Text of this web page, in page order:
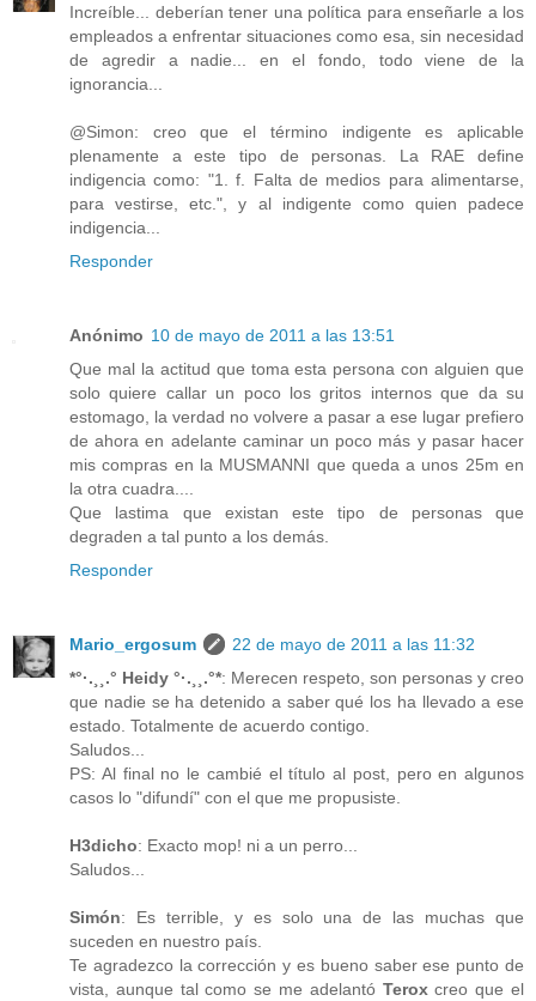
Increíble... deberían tener una política para enseñarle a los
empleados a enfrentar situaciones como esa, sin necesidad
de agredir a nadie... en el fondo, todo viene de la
ignorancia...
@Simon: creo que el término indigente es aplicable
plenamente a este tipo de personas. La RAE define
indigencia como: "1. f. Falta de medios para alimentarse,
para vestirse, etc.", y al indigente como quien padece
indigencia...
Responder
Anónimo 10 de mayo de 2011 a las 13:51
Que mal la actitud que toma esta persona con alguien que
solo quiere callar un poco los gritos internos que da su
estomago, la verdad no volvere a pasar a ese lugar prefiero
de ahora en adelante caminar un poco más y pasar hacer
mis compras en la MUSMANNI que queda a unos 25m en
la otra cuadra....
Que lastima que existan este tipo de personas que
degraden a tal punto a los demás.
Responder
Mario_ergosum
22 de mayo de 2011 a las 11:32
*°·.¸¸.° Heidy °·.¸¸.°*: Merecen respeto, son personas y creo
que nadie se ha detenido a saber qué los ha llevado a ese
estado. Totalmente de acuerdo contigo.
Saludos...
PS: Al final no le cambié el título al post, pero en algunos
casos lo "difundí" con el que me propusiste.
H3dicho: Exacto mop! ni a un perro...
Saludos...
Simón: Es terrible, y es solo una de las muchas que
suceden en nuestro país.
Te agradezco la corrección y es bueno saber ese punto de
vista, aunque tal como se me adelantó Teroxcreo que el